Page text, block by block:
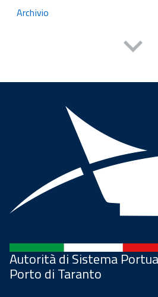
Archivio
Autorità di Sistema
Porto di Taranto